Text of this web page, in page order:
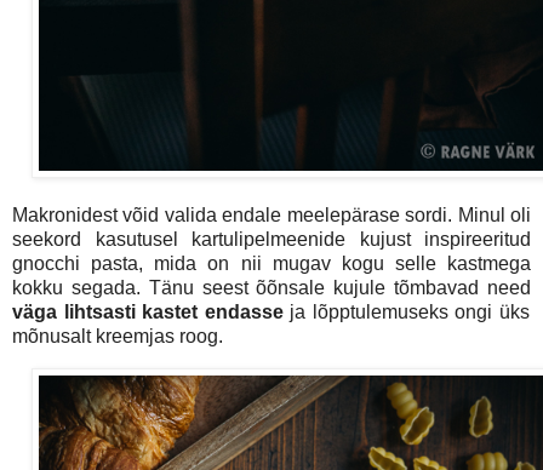
Makronidest võid valida endale meelepärase sordi. Minul oli
seekord kasutusel kartulipelmeenide kujust inspireeritud
gnocchi pasta, mida on nii mugav kogu selle kastmega
kokku segada. Tänu seest õõnsale kujule tõmbavad need
väga lihtsasti kastet endasseja lõpptulemuseks ongi üks
mõnusalt kreemjas roog.